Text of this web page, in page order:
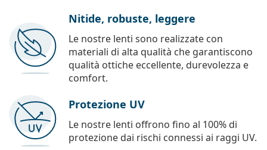
Nitide, robuste, leggere
Le nostre lenti sono realizzate con
materiali di alta qualità che garantiscono
qualità ottiche eccellente, durevolezza e
comfort.
Protezione UV
Le nostre lenti offrono fino al 100% di
protezione dai rischi connessi ai raggi UV.